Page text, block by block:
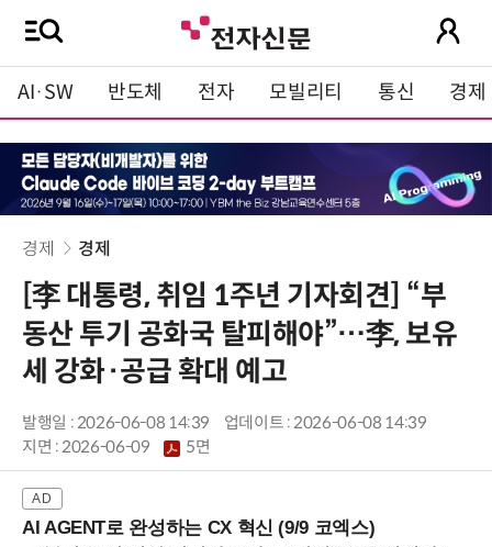
AI·SW 반도체 전자 모빌리티 통신 경제
경제 경제
[李 대통령, 취임 1주년 기자회견] “부
동산 투기 공화국 탈피해야”…李, 보유
세 강화·공급 확대 예고
발행일 : 2026-06-08 14:39
업데이트 : 2026-06-08 14:39
지면 :2026-06-09 5면
AI AGENT로 완성하는 CX 혁신 (9/9 코엑스)